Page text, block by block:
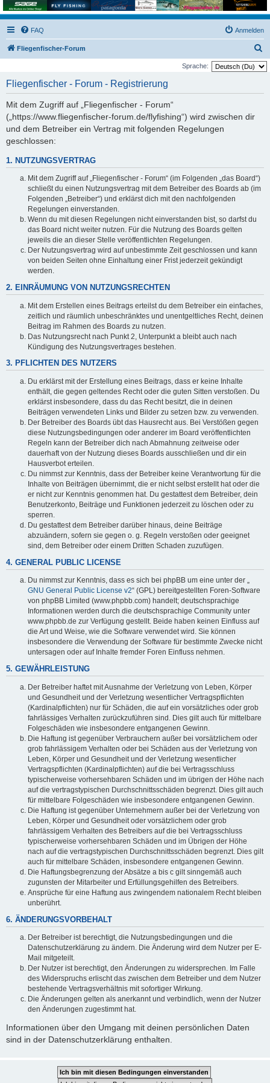
FAQ Anmelden
Fliegenfischer-Forum
u
Sprache:
Fliegenfischer - Forum - Registrierung
Mit dem Zugriff auf „Fliegenfischer - Forum“
(„https://www.fliegenfischer-forum.de/flyfishing“) wird zwischen dir
und dem Betreiber ein Vertrag mit folgenden Regelungen
geschlossen:
1. NUTZUNGSVERTRAG
Mit dem Zugriff auf „Fliegenfischer - Forum“ (im Folgenden „das Board“)
schließt du einen Nutzungsvertrag mit dem Betreiber des Boards ab (im
Folgenden „Betreiber“) und erklärst dich mit den nachfolgenden
Regelungen einverstanden.
Wenn du mit diesen Regelungen nicht einverstanden bist, so darfst du
das Board nicht weiter nutzen. Für die Nutzung des Boards gelten
jeweils die an dieser Stelle veröffentlichten Regelungen.
Der Nutzungsvertrag wird auf unbestimmte Zeit geschlossen und kann
von beiden Seiten ohne Einhaltung einer Frist jederzeit gekündigt
werden.
2. EINRÄUMUNG VON NUTZUNGSRECHTEN
Mit dem Erstellen eines Beitrags erteilst du dem Betreiber ein einfaches,
zeitlich und räumlich unbeschränktes und unentgeltliches Recht, deinen
Beitrag im Rahmen des Boards zu nutzen.
Das Nutzungsrecht nach Punkt 2, Unterpunkt a bleibt auch nach
Kündigung des Nutzungsvertrages bestehen.
3. PFLICHTEN DES NUTZERS
Du erklärst mit der Erstellung eines Beitrags, dass er keine Inhalte
enthält, die gegen geltendes Recht oder die guten Sitten verstoßen. Du
erklärst insbesondere, dass du das Recht besitzt, die in deinen
Beiträgen verwendeten Links und Bilder zu setzen bzw. zu verwenden.
Der Betreiber des Boards übt das Hausrecht aus. Bei Verstößen gegen
diese Nutzungsbedingungen oder anderer im Board veröffentlichten
Regeln kann der Betreiber dich nach Abmahnung zeitweise oder
dauerhaft von der Nutzung dieses Boards ausschließen und dir ein
Hausverbot erteilen.
Du nimmst zur Kenntnis, dass der Betreiber keine Verantwortung für die
Inhalte von Beiträgen übernimmt, die er nicht selbst erstellt hat oder die
er nicht zur Kenntnis genommen hat. Du gestattest dem Betreiber, dein
Benutzerkonto, Beiträge und Funktionen jederzeit zu löschen oder zu
sperren.
Du gestattest dem Betreiber darüber hinaus, deine Beiträge
abzuändern, sofern sie gegen o. g. Regeln verstoßen oder geeignet
sind, dem Betreiber oder einem Dritten Schaden zuzufügen.
4. GENERAL PUBLIC LICENSE
Du nimmst zur Kenntnis, dass es sich bei phpBB um eine unter der „
GNU General Public License v2“ (GPL) bereitgestellten Foren-Software
von phpBB Limited (www.phpbb.com) handelt; deutschsprachige
Informationen werden durch die deutschsprachige Community unter
www.phpbb.de zur Verfügung gestellt. Beide haben keinen Einfluss auf
die Art und Weise, wie die Software verwendet wird. Sie können
insbesondere die Verwendung der Software für bestimmte Zwecke nicht
untersagen oder auf Inhalte fremder Foren Einfluss nehmen.
5. GEWÄHRLEISTUNG
Der Betreiber haftet mit Ausnahme der Verletzung von Leben, Körper
und Gesundheit und der Verletzung wesentlicher Vertragspflichten
(Kardinalpflichten) nur für Schäden, die auf ein vorsätzliches oder grob
fahrlässiges Verhalten zurückzuführen sind. Dies gilt auch für mittelbare
Folgeschäden wie insbesondere entgangenen Gewinn.
Die Haftung ist gegenüber Verbrauchern außer bei vorsätzlichem oder
grob fahrlässigem Verhalten oder bei Schäden aus der Verletzung von
Leben, Körper und Gesundheit und der Verletzung wesentlicher
Vertragspflichten (Kardinalpflichten) auf die bei Vertragsschluss
typischerweise vorhersehbaren Schäden und im übrigen der Höhe nach
auf die vertragstypischen Durchschnittsschäden begrenzt. Dies gilt auch
für mittelbare Folgeschäden wie insbesondere entgangenen Gewinn.
Die Haftung ist gegenüber Unternehmern außer bei der Verletzung von
Leben, Körper und Gesundheit oder vorsätzlichem oder grob
fahrlässigem Verhalten des Betreibers auf die bei Vertragsschluss
typischerweise vorhersehbaren Schäden und im Übrigen der Höhe
nach auf die vertragstypischen Durchschnittsschäden begrenzt. Dies gilt
auch für mittelbare Schäden, insbesondere entgangenen Gewinn.
Die Haftungsbegrenzung der Absätze a bis c gilt sinngemäß auch
zugunsten der Mitarbeiter und Erfüllungsgehilfen des Betreibers.
Ansprüche für eine Haftung aus zwingendem nationalem Recht bleiben
unberührt.
6. ÄNDERUNGSVORBEHALT
Der Betreiber ist berechtigt, die Nutzungsbedingungen und die
Datenschutzerklärung zu ändern. Die Änderung wird dem Nutzer per E-
Mail mitgeteilt.
Der Nutzer ist berechtigt, den Änderungen zu widersprechen. Im Falle
des Widerspruchs erlischt das zwischen dem Betreiber und dem Nutzer
bestehende Vertragsverhältnis mit sofortiger Wirkung.
Die Änderungen gelten als anerkannt und verbindlich, wenn der Nutzer
den Änderungen zugestimmt hat.
Informationen über den Umgang mit deinen persönlichen Daten
sind in der Datenschutzerklärung enthalten.